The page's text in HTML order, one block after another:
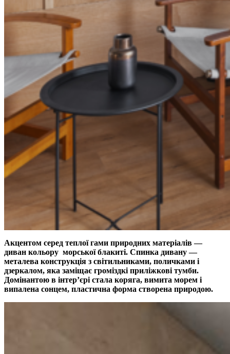
Акцентом серед теплої гами природних матеріалів —
диван кольору морської блакиті. Спинка дивану —
металева конструкція з світильниками, поличками і
дзеркалом, яка заміщає громіздкі приліжкові тумби.
Домінантою в інтер’єрі стала коряга, вимита морем і
випалена сонцем, пластична форма створена природою.